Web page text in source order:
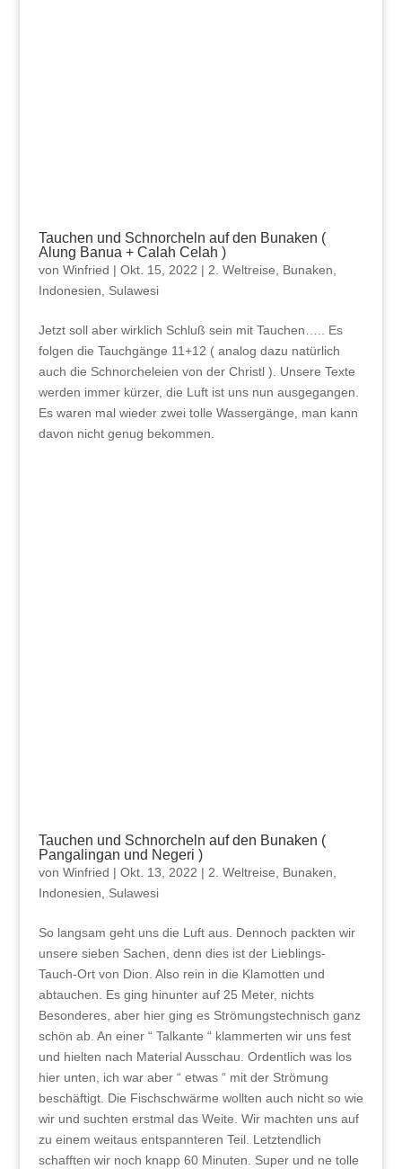
Tauchen und Schnorcheln auf den Bunaken (
Alung Banua + Calah Celah )
von Winfried | Okt. 15, 2022 | 2. Weltreise, Bunaken,
Indonesien, Sulawesi
Jetzt soll aber wirklich Schluß sein mit Tauchen….. Es
folgen die Tauchgänge 11+12 ( analog dazu natürlich
auch die Schnorcheleien von der Christl ). Unsere Texte
werden immer kürzer, die Luft ist uns nun ausgegangen.
Es waren mal wieder zwei tolle Wassergänge, man kann
davon nicht genug bekommen.
Tauchen und Schnorcheln auf den Bunaken (
Pangalingan und Negeri )
von Winfried | Okt. 13, 2022 | 2. Weltreise Bunaken
Indonesien
Sulawesi
So langsam geht uns die Luft aus. Dennoch packten wir
unsere sieben Sachen, denn dies ist der Lieblings-
Tauch-Ort von Dion. Also rein in die Klamotten und
abtauchen. Es ging hinunter auf 25 Meter, nichts
Besonderes, aber hier ging es Strömungstechnisch ganz
schön ab. An einer “ Talkante “ klammerten wir uns fest
und hielten nach Material Ausschau. Ordentlich was los
hier unten, ich war aber “ etwas “ mit der Strömung
beschäftigt. Die Fischschwärme wollten auch nicht so wie
wir und suchten erstmal das Weite. Wir machten uns auf
zu einem weitaus entspannteren Teil. Letztendlich
schafften wir noch knapp 60 Minuten. Super und ne tolle